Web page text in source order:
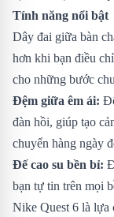
Tính năng nổi bật
Dây đai giữa bàn
hơn khi bạn điều
cho những bước
Đệm giữa êm ái:
đàn hồi, giúp tạo
chuyển hàng ngày
Đế cao su bền bỉ:
bạn tự tin trên mọi
Nike Quest 6 là lựa